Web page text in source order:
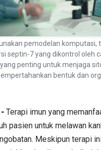
pemodelan komputasi,
septin-7 yang dikontrol oleh
penting untuk menjaga
bentuk dan
Terapi imun yang
pasien untuk melawan
Meskipun terapi